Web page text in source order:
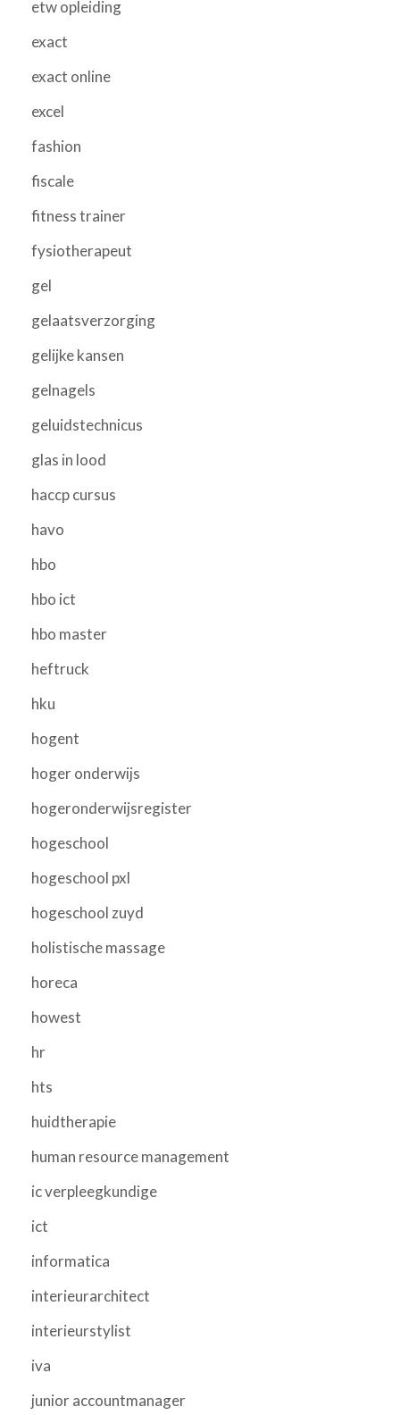
etw opleiding
exact
exact online
excel
fashion
fiscale
fitness trainer
fysiotherapeut
gel
gelaatsverzorging
gelijke kansen
gelnagels
geluidstechnicus
glas in lood
haccp cursus
havo
hbo
hbo ict
hbo master
heftruck
hku
hogent
hoger onderwijs
hogeronderwijsregister
hogeschool
hogeschool pxl
hogeschool zuyd
holistische massage
horeca
howest
hr
hts
huidtherapie
human resource management
ic verpleegkundige
ict
informatica
interieurarchitect
interieurstylist
iva
junior accountmanager